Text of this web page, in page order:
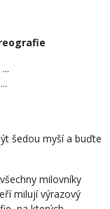
šedou myší a buďte
milovníky
milují výrazový